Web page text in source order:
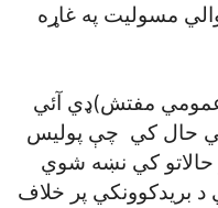
مسوليت په غاړه
عمومي مفتش)ډي آئي
حال کي چې پوليس
حالاتو کي نښه شوي
بريدکوونکي پر خلاف